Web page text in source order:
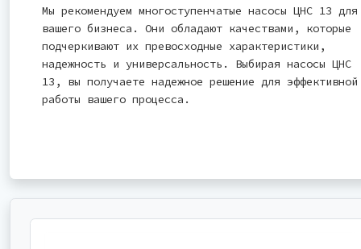
Мы рекомендуем многоступенчатые насосы ЦНС 13 для
вашего бизнеса. Они обладают качествами, которые
подчеркивают их превосходные характеристики,
надежность и универсальность. Выбирая насосы ЦНС
13, вы получаете надежное решение для эффективной
работы вашего процесса.